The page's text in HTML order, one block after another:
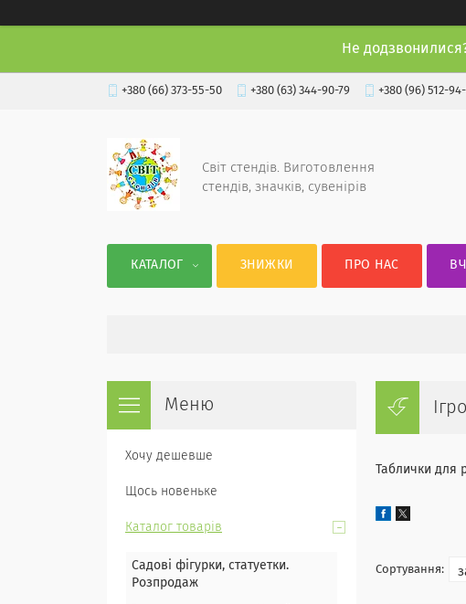
Не
+380 (66) 373-55-50 +380 (63) 344-90-79 +380 (96) 512-
Світ стендів. Виготовлення
стендів, значків, сувенірів
КАТАЛОГ ЗНИЖКИ ПРО НАС
Таблички для
Хочу дешевше
Щось новеньке
Каталог товарів
Садові фігурки, статуетки.
Розпродаж